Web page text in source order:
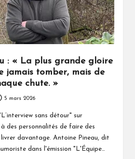
: « La plus grande gloire
jamais tomber, mais de
chute. »
5 mars 2026
sans détour" sur
des personnalités de faire des
livrer davantage. Antoine Pineau, dit
dans l'émission "L'Équipe…